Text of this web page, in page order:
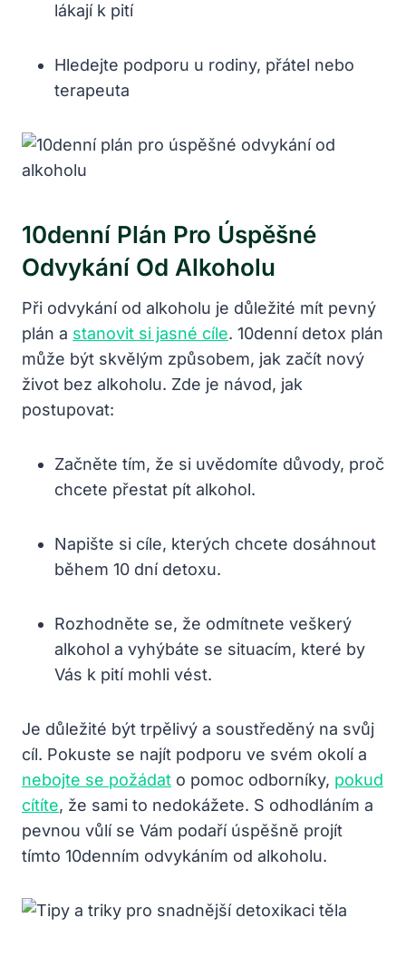
lákají k pití
Hledejte podporu u rodiny, přátel nebo
terapeuta
10denní Plán Pro Úspěšné
Odvykání Od Alkoholu
Při odvykání od alkoholu je důležité mít pevný
plán a stanovit si jasné cíle. 10denní detox plán
může být skvělým způsobem, jak začít nový
život bez alkoholu. Zde je návod, jak
postupovat:
Začněte tím, že si uvědomíte důvody, proč
chcete přestat pít alkohol.
Napište si cíle, kterých chcete dosáhnout
během 10 dní detoxu.
Rozhodněte se, že odmítnete veškerý
alkohol a vyhýbáte se situacím, které by
Vás k pití mohli vést.
Je důležité být trpělivý a soustředěný na svůj
cíl. Pokuste se najít podporu ve svém okolí a
nebojte se požádat o pomoc odborníky, pokud
cítíte, že sami to nedokážete. S odhodláním a
pevnou vůlí se Vám podaří úspěšně projít
tímto 10denním odvykáním od alkoholu.